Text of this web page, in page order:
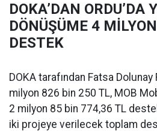
DOKA’DAN ORDU’DA
DÖNÜŞÜME 4
DESTEK
DOKA tarafından Fatsa Dolunay
milyon 826 bin 250 TL, MOB
2 milyon 85 bin 774,36 TL
iki projeye verilecek toplam